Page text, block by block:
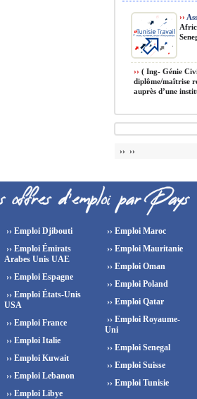
››
›› ( Ing- Génie
diplôme/maîtrise
auprès d’une
›› ››
›› Emploi Djibouti
›› Emploi Émirats
Arabes Unis UAE
›› Emploi Espagne
›› Emploi États-Unis
USA
›› Emploi France
›› Emploi Italie
›› Emploi Kuwait
›› Emploi Lebanon
›› Emploi Libye
›› Emploi Maroc
›› Emploi Mauritanie
›› Emploi Oman
›› Emploi Poland
›› Emploi Qatar
›› Emploi Royaume-
Uni
›› Emploi Senegal
›› Emploi Suisse
›› Emploi Tunisie